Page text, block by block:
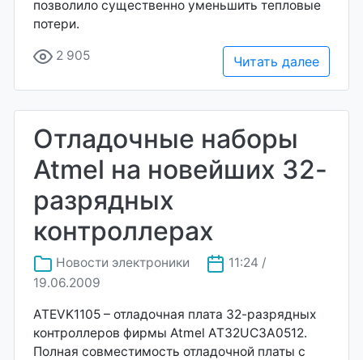
позволило существенно уменьшить тепловые
потери.
2 905 Читать далее
Отладочные наборы
Atmel на новейших 32-
разрядных
контроллерах
Новости электроники
11:24 /
19.06.2009
ATEVK1105 – отладочная плата 32-разрядных
контроллеров фирмы Atmel AT32UC3A0512.
Полная совместимость отладочной платы с